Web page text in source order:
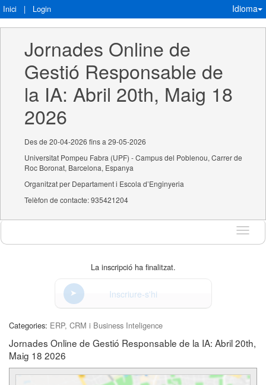
Inici | Login Idioma
Jornades Online de
Gestió Responsable de
la IA: Abril 20th, Maig 18
2026
Des de 20-04-2026 fins a 29-05-2026
Universitat Pompeu Fabra (UPF) - Campus del Poblenou, Carrer de
Roc Boronat, Barcelona, Espanya
Organitzat per Departament i Escola d’Enginyeria
Telèfon de contacte: 935421204
Idioma
La inscripció ha finalitzat.
Inscriure-s'hi
Categories: ERP, CRM i Business Inteligence
Jornades Online de Gestió Responsable de la IA: Abril 20th,
Maig 18 2026